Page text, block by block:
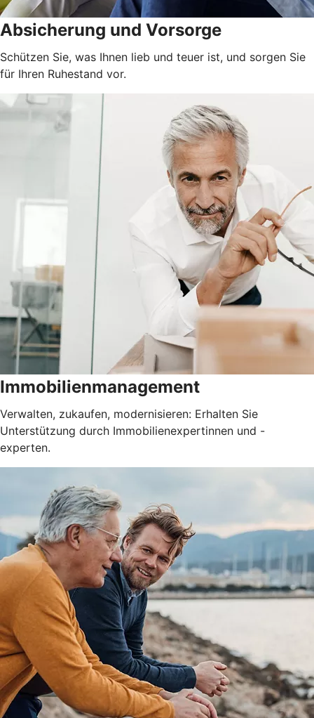
Absicherung und Vorsorge
Schützen Sie, was Ihnen lieb und teuer ist, und sorgen Sie
für Ihren Ruhestand vor.
Immobilienmanagement
Verwalten, zukaufen, modernisieren: Erhalten Sie
Unterstützung durch Immobilienexpertinnen und -
experten.